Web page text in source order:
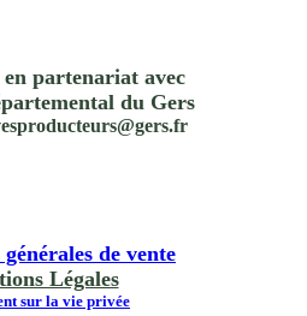
partenariat avec
du Gers
de vente
Légales
sur la vie privée